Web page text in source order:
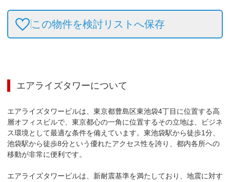
この物件を検討リストへ保存
エアライズタワーについて
エアライズタワービルは、東京都豊島区東池袋4丁目に位置する高
層オフィスビルで、東京都心の一角に位置するその立地は、ビジネ
ス環境として最適な条件を備えています。東池袋駅から徒歩1分、
池袋駅から徒歩8分という優れたアクセス性を誇り、都内各所への
移動が非常に便利です。
エアライズタワービルは、新耐震基準を満たしており、地震に対す